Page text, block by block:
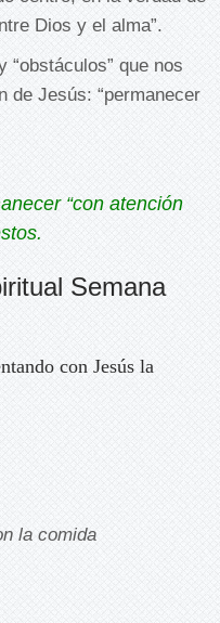
Dios y el alma”.
que nos
de Jesús: “permanecer
“con atención
Semana
con Jesús la
la comida